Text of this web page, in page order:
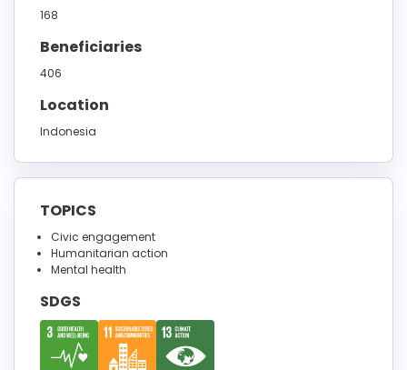
168
Beneficiaries
406
Location
Indonesia
TOPICS
Civic engagement
Humanitarian action
Mental health
SDGS